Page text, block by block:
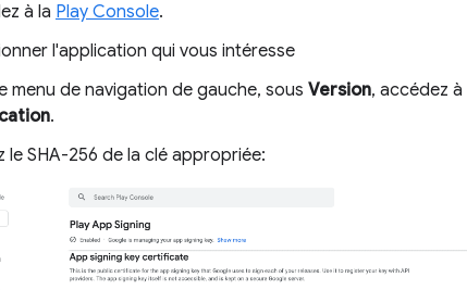
à la Play Console.
l'application qui vous intéresse
menu de navigation de gauche, sous Version, accédez à
.
le SHA-256 de la clé appropriée: